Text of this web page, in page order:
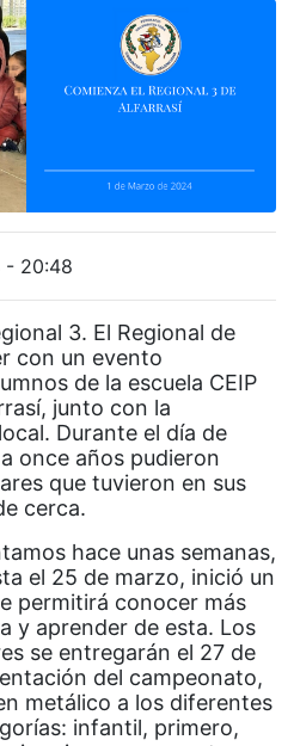
- 20:48
3. El Regional de
con un evento
de la escuela CEIP
junto con la
Durante el día de
once años pudieron
que tuvieron en sus
cerca.
hace unas semanas,
el 25 de marzo, inició un
permitirá conocer más
y aprender de esta. Los
se entregarán el 27 de
del campeonato,
metálico a los diferentes
infantil, primero,